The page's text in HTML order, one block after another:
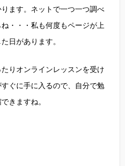
ます。ネットで一つ一つ調べ
・・・私も何度もページが上
日があります。
りオンラインレッスンを受け
ぐに手に入るので、自分で勉
きますね。